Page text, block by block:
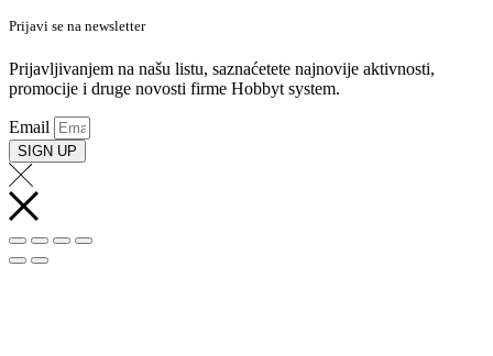
Prijavi se na newsletter
Prijavljivanjem na našu listu, saznaćetete najnovije aktivnosti,
promocije i druge novosti firme Hobbyt system.
Email
SIGN UP